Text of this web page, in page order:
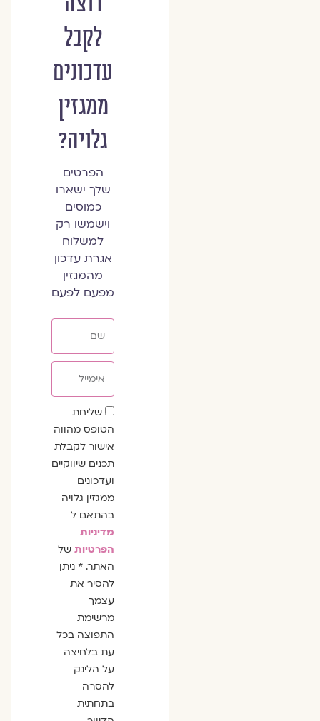
לקבל
עדכונים
ממגזין
גלויה?
הפרטים
שלך ישארו
כמוסים
וישמשו רק
למשלוח
אגרת עדכון
מהמגזין
מפעם לפעם
שדה
הסכמה
שליחת
הטופס מהווה
אישור לקבלת
תכנים שיווקיים
ועדכונים
ממגזין גלויה
בהתאם ל
מדיניות
הפרטיותשל
האתר. * ניתן
להסיר את
עצמך
מרשימת
התפוצה בכל
עת בלחיצה
על הלינק
להסרה
בתחתית